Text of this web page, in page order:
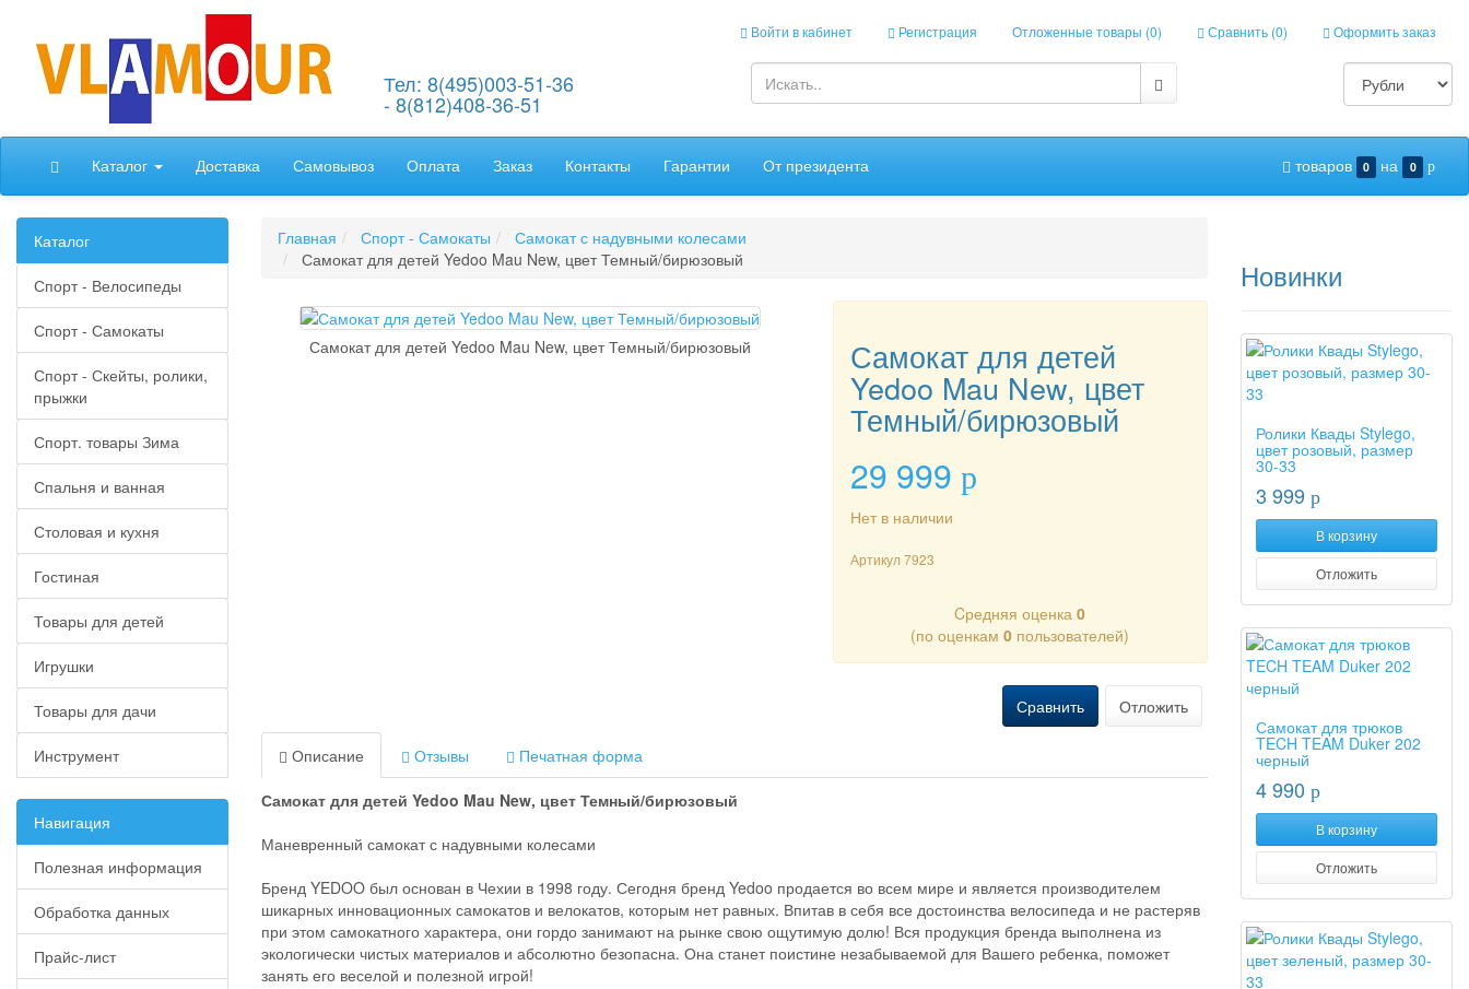
Войти в кабинет Регистрация Отложенные товары (0) Сравнить (0) Оформить заказ
Тел: 8(495)003-51-36
- 8(812)408-36-51
Каталог Доставка Самовывоз Оплата Заказ Контакты Гарантии От президента товаров 0 на 0 p
Каталог
Спорт - Велосипеды
Спорт - Самокаты
Спорт - Скейты, ролики,
прыжки
Спорт. товары Зима
Спальня и ванная
Столовая и кухня
Гостиная
Товары для детей
Игрушки
Товары для дачи
Инструмент
Навигация
Полезная информация
Обработка данных
Прайс-лист
Главная Спорт - Самокаты
Самокат с надувными колесами
Самокат для детей Yedoo Mau New, цвет Темный/бирюзовый
Самокат для детей Yedoo Mau New, цвет Темный/бирюзовый Самокат для детей
Yedoo Mau New, цвет
Темный/бирюзовый
29 999 p
Нет в наличии
Артикул7923
Cредняя оценка0
(по оценкам0 пользователей)
Сравнить Отложить
Описание Отзывы Печатная форма
Самокат для детей Yedoo Mau New, цвет Темный/бирюзовый
Маневренный самокат с надувными колесами
Бренд YEDOO был основан в Чехии в 1998 году. Сегодня бренд Yedoo продается во всем мире и является производителем
шикарных инновационных самокатов и велокатов, которым нет равных. Впитав в себя все достоинства велосипеда и не растеряв
при этом самокатного характера, они гордо занимают на рынке свою ощутимую долю! Вся продукция бренда выполнена из
экологически чистых материалов и абсолютно безопасна. Она станет поистине незабываемой для Вашего ребенка, поможет
занять его веселой и полезной игрой!
Новинки
Ролики Квады Stylego,
цвет розовый, размер
30-33
3 999 p
В корзину
Отложить
Самокат для трюков
TECH TEAM Duker 202
черный
4 990 p
В корзину
Отложить